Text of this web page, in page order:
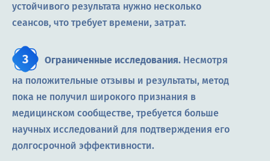
устойчивого результата нужно несколько
сеансов, что требует времени, затрат.
Ограниченные исследования. Несмотря
на положительные отзывы и результаты, метод
пока не получил широкого признания в
медицинском сообществе, требуется больше
научных исследований для подтверждения его
долгосрочной эффективности.